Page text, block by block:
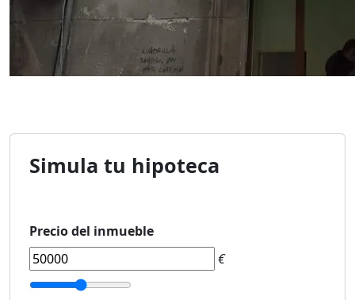
Simula tu hipoteca
Precio del inmueble
€